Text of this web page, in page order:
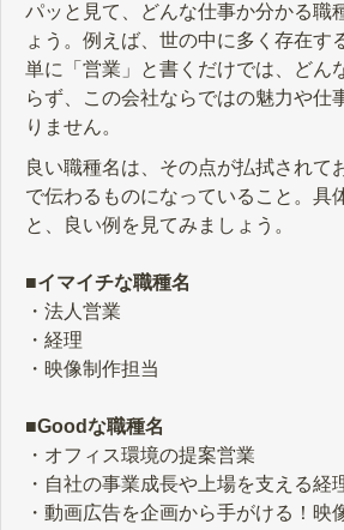
パッと見て、どんな仕事か分かる職
ょう。例えば、世の中に多く存在す
単に「営業」と書くだけでは、どん
らず、この会社ならではの魅力や仕
りません。
良い職種名は、その点が払拭されて
で伝わるものになっていること。具
と、良い例を見てみましょう。
■イマイチな職種名
・法人営業
・経理
・映像制作担当
■Goodな職種名
・オフィス環境の提案営業
・自社の事業成長や上場を支える経
・動画広告を企画から手がける！映